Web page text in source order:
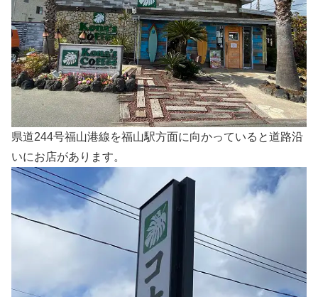
県道244号福山港線を福山駅方面に向かっていると道路沿
いにお店があります。